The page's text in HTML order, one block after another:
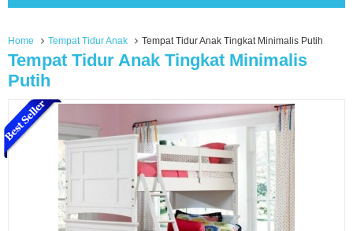
Home Tempat Tidur Anak Tempat Tidur Anak Tingkat Minimalis Putih
Tempat Tidur Anak Tingkat Minimalis
Putih